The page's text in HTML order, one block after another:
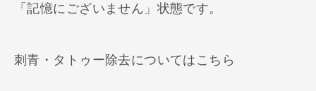
「記憶にございません」状態です。
刺青・タトゥー除去についてはこちら